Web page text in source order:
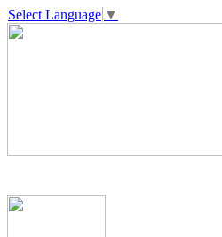
Select Language ▼